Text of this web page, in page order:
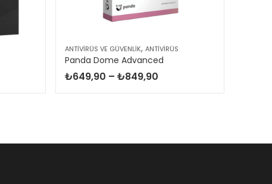
ANTIVIRÜS VE GÜVENLIK, ANTIVIRÜS
Panda Dome Advanced
₺649,90 – ₺849,90